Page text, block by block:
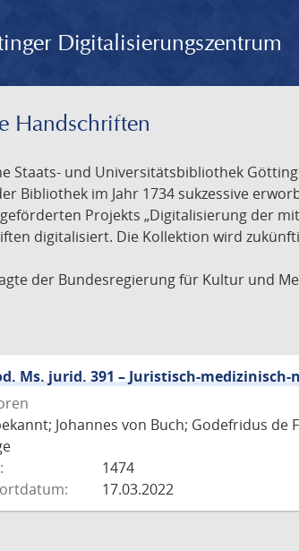
Digitalisierungszentrum
Handschriften
Staats- und Universitätsbibliothek
Bibliothek im Jahr 1734 sukzessive
Projekts „Digitalisierung der
digitalisiert. Die Kollektion wird
der Bundesregierung für Kultur und
Ms. jurid. 391 – Juristisch-
Johannes von Buch; Godefridus
1474
17.03.2022